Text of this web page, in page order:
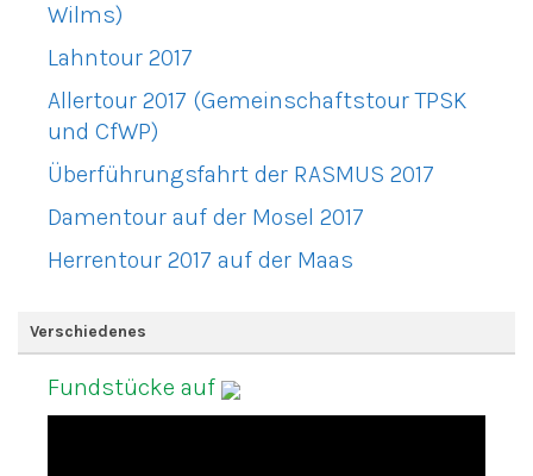
Wilms)
Lahntour 2017
Allertour 2017 (Gemeinschaftstour TPSK
und CfWP)
Überführungsfahrt der RASMUS 2017
Damentour auf der Mosel 2017
Herrentour 2017 auf der Maas
Verschiedenes
Fundstücke auf